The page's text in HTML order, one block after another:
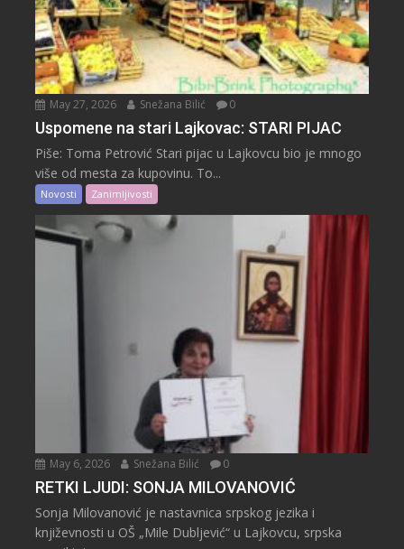
May 27, 2026 Snežana Bilić 0
Uspomene na stari Lajkovac: STARI PIJAC
Piše: Toma Petrović Stari pijac u Lajkovcu bio je mnogo
više od mesta za kupovinu. To...
Novosti Zanimljivosti
May 6, 2026 Snežana Bilić 0
RETKI LJUDI: SONJA MILOVANOVIĆ
Sonja Milovanović je nastavnica srpskog jezika i
književnosti u OŠ „Mile Dubljević“ u Lajkovcu, srpska